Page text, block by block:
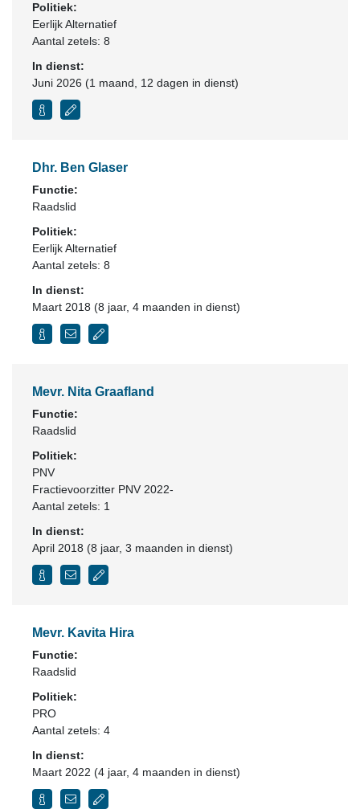
Politiek:
Eerlijk Alternatief
Aantal zetels: 8
In dienst:
Juni 2026 (1 maand, 12 dagen in dienst)
Dhr. Ben Glaser
Functie:
Raadslid
Politiek:
Eerlijk Alternatief
Aantal zetels: 8
In dienst:
Maart 2018 (8 jaar, 4 maanden in dienst)
Mevr. Nita Graafland
Functie:
Raadslid
Politiek:
PNV
Fractievoorzitter PNV 2022-
Aantal zetels: 1
In dienst:
April 2018 (8 jaar, 3 maanden in dienst)
Mevr. Kavita Hira
Functie:
Raadslid
Politiek:
PRO
Aantal zetels: 4
In dienst:
Maart 2022 (4 jaar, 4 maanden in dienst)